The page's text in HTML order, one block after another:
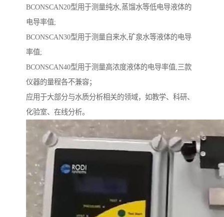
BCONSCAN20型用于测量纯水,蒸馏水等低电导液体的
电导率值;
BCONSCAN30型用于测量自来水,矿泉水等液体的电导
率值;
BCONSCAN40型用于测量高浓度液体的电导率值,三款
仪器的量程各不兼容；
应用于大部分与水质分析相关的领域，如教学、科研、
化验室、在线分析。